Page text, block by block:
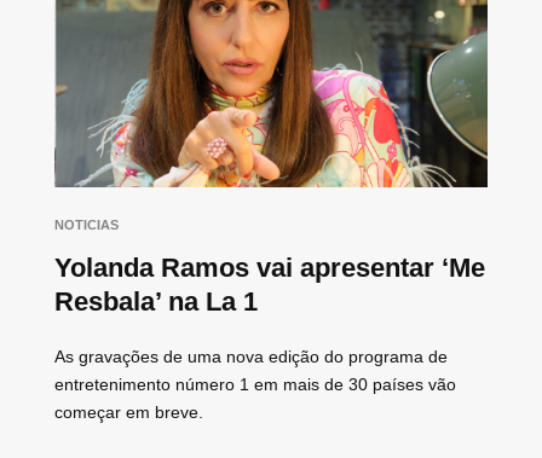
Yolanda Ramos vai apresentar ‘Me
Resbala’ na La 1
NOTICIAS
As gravações de uma nova edição do programa de
entretenimento número 1 em mais de 30 países vão
começar em breve.